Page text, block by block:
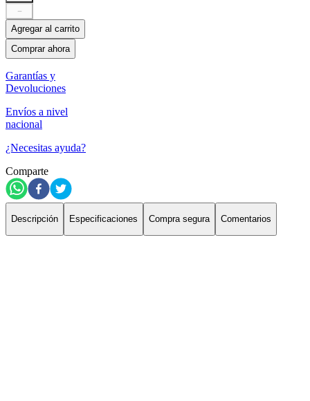
－
Agregar al carrito
Comprar ahora
Garantías y
Devoluciones
Envíos a nivel
nacional
¿Necesitas ayuda?
Comparte
Descripción Especificaciones Compra segura Comentarios